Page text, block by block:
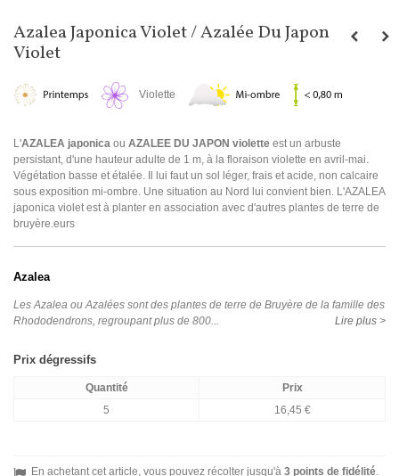
Azalea Japonica Violet / Azalée Du Japon
Violet
Violette
L'AZALEA japonica ou AZALEE DU JAPON violette est un arbuste
persistant, d'une hauteur adulte de 1 m, à la floraison violette en avril-mai.
Végétation basse et étalée. Il lui faut un sol léger, frais et acide, non calcaire
sous exposition mi-ombre. Une situation au Nord lui convient bien. L'AZALEA
japonica violet est à planter en association avec d'autres plantes de terre de
bruyère.eurs
Azalea
Les Azalea ou Azalées sont des plantes de terre de Bruyère de la famille des
Rhododendrons, regroupant plus de 800...
Lire plus >
Prix dégressifs
Quantité
Prix
5
16,45 €
En achetant cet article, vous pouvez récolter jusqu'à 3 points de fidélité.